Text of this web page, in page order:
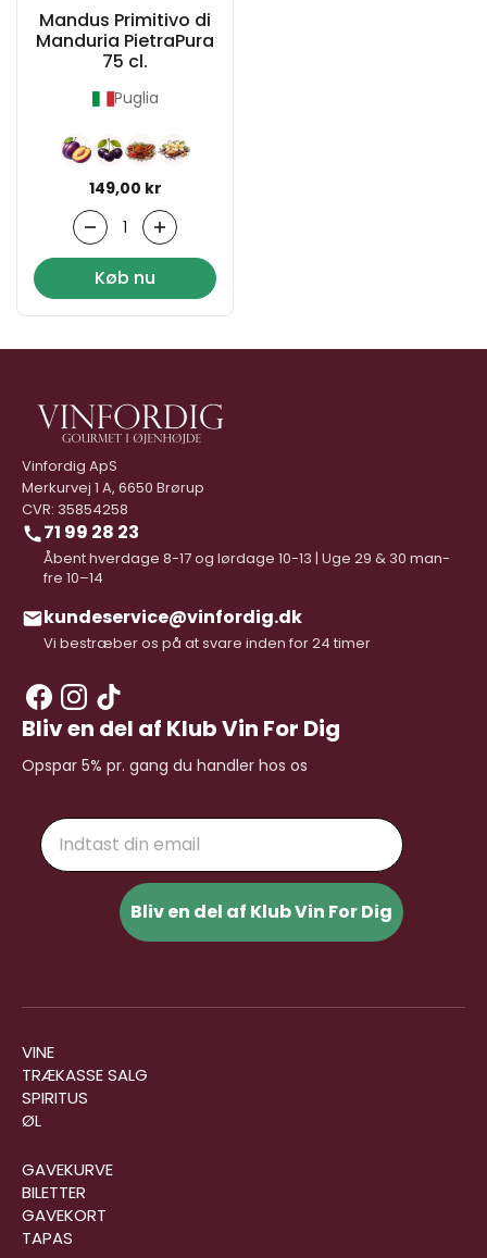
Mandus Primitivo di
Manduria PietraPura
75 cl.
Puglia
Normal pris
149,00 kr
Antal
Køb nu
Vinfordig ApS
Merkurvej 1 A, 6650 Brørup
CVR: 35854258
71 99 28 23
Åbent hverdage 8-17 og lørdage 10-13 | Uge 29 & 30 man-
fre 10–14
kundeservice@vinfordig.dk
Vi bestræber os på at svare inden for 24 timer
Bliv en del af Klub Vin For Dig
Opspar 5% pr. gang du handler hos os
Email
Bliv en del af Klub Vin For Dig
VINE
TRÆKASSE SALG
SPIRITUS
ØL
GAVEKURVE
BILETTER
GAVEKORT
TAPAS